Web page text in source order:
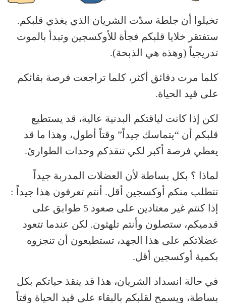
تخيلوا أن جلطة سدّت الشريان الذي يغذي قلبكم.
ستفتقر خلايا قلبكم فجأة للأوكسجين وتبدأ بالموت
تدريجياً (وهذه هي الذبحة).
كلما مرت دقائق أكثر، كلما تراجعت فرصة بقائكم
على قيد الحياة.
لكن إذا كانت لياقتكم البدنية عالية، قد يستطيع
قلبكم أن “يتماسك جيداً” وقتاً أطول، وهذا ما قد
يعطي فرصة أكبر لكي تنقذكم وحدات الطوارئ.
لماذا ؟ بكل بساطة لأن العضلات المدربة جيداً
تتطلب منكم أوكسجين أقل. أنتم تعرفون هذا جيداً :
إذا كنتم غير معتادين على صعود 5 طوابق على
قدميكم، ستصلون وأنتم تلهثون. لكن عندما تتعود
عضلاتكم على هذا الجهد، تستطيعون أن تنجزوه
بكمية أوكسجين أقل.
في حالة انسداد الشريان، هذا قد ينقذ حياتكم بكل
بساطة، ويسمح لقلبكم بالبقاء على قيد الحياة وقتاً